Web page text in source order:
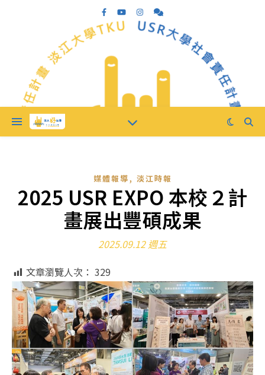
媒體報導, 淡江時報
2025 USR EXPO 本校２計
畫展出豐碩成果
2025.09.12 週五
文章瀏覽人次： 329